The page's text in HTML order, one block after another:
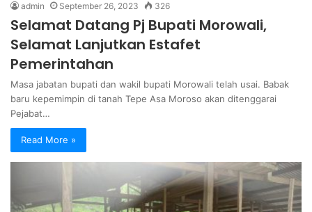
admin September 26, 2023 326
Selamat Datang Pj Bupati Morowali,
Selamat Lanjutkan Estafet
Pemerintahan
Masa jabatan bupati dan wakil bupati Morowali telah usai. Babak
baru kepemimpin di tanah Tepe Asa Moroso akan ditenggarai
Pejabat…
Read More »